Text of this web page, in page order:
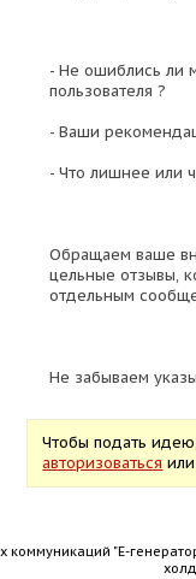
- Не ошиблись ли
пользователя ?
- Ваши
- Что лишнее или
Обращаем ваше
цельные отзывы,
отдельным
Не забываем
Чтобы подать
авторизоваться
коммуникаций "Е-